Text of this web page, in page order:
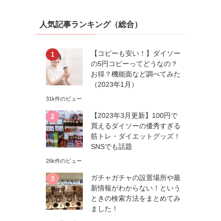
人気記事ランキング（総合）
【コピーも安い！】ダイソー
の5円コピーってどうなの？
お得？機能面など調べてみた
（2023年1月）
31k件のビュー
【2023年3月更新】100円で
買えるダイソーの優秀すぎる
筋トレ・ダイエットグッズ！
SNSでも話題
26k件のビュー
ガチャガチャの設置場所や最
新情報がわからない！という
ときの検索方法をまとめてみ
ました！